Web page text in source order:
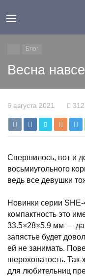
Блог
Весна
6 августа 2021
Свершилось, вот и
восьмиугольного
ведь все девушки
Новинки серии
компактность это
33.5×28×5.9 мм —
запястье будет
ей не занимать.
шероховатость.
для любительниц